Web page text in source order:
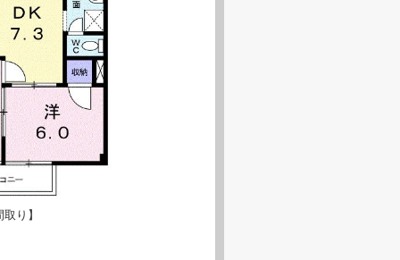
り】